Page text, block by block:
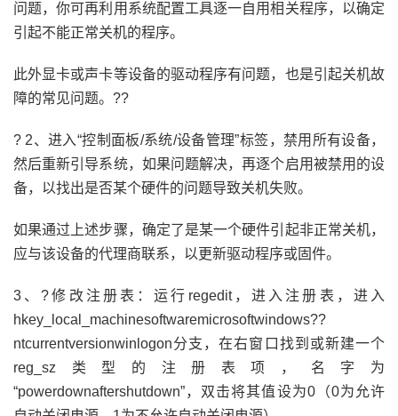
问题，你可再利用系统配置工具逐一自用相关程序，以确定
引起不能正常关机的程序。
此外显卡或声卡等设备的驱动程序有问题，也是引起关机故
障的常见问题。??
? 2、进入“控制面板/系统/设备管理”标签，禁用所有设备，
然后重新引导系统，如果问题解决，再逐个启用被禁用的设
备，以找出是否某个硬件的问题导致关机失败。
如果通过上述步骤，确定了是某一个硬件引起非正常关机，
应与该设备的代理商联系，以更新驱动程序或固件。
3、?修改注册表：运行regedit，进入注册表，进入
hkey_local_machinesoftwaremicrosoftwindows??
ntcurrentversionwinlogon分支，在右窗口找到或新建一个
reg_sz类型的注册表项，名字为
“powerdownaftershutdown”，双击将其值设为0（0为允许